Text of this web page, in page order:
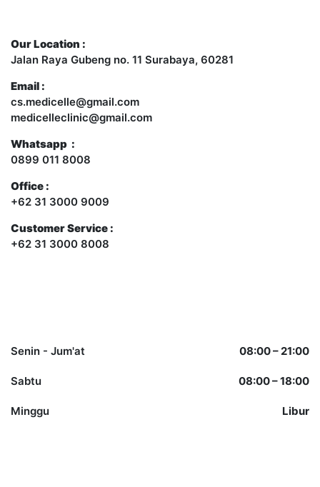
Our Location :
Jalan Raya Gubeng no. 11 Surabaya, 60281
Email :
cs.medicelle@gmail.com
medicelleclinic@gmail.com
Whatsapp :
0899 011 8008
Office :
+62 31 3000 9009
Customer Service :
+62 31 3000 8008
Senin - Jum'at 08:00 – 21:00
Sabtu 08:00 – 18:00
Minggu Libur